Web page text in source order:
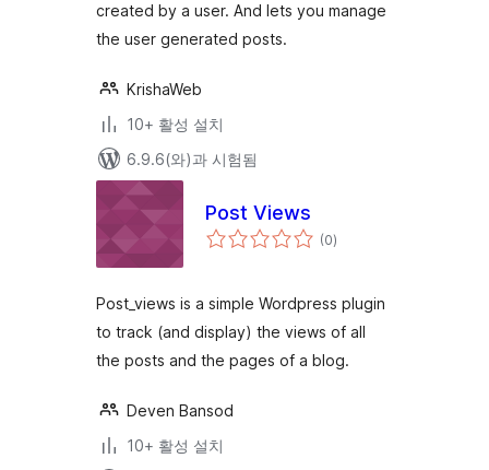
created by a user. And lets you manage
the user generated posts.
KrishaWeb
10+ 활성 설치
6.9.6(와)과 시험됨
Post Views
(0전
체)
Post_views is a simple Wordpress plugin
to track (and display) the views of all
the posts and the pages of a blog.
Deven Bansod
10+ 활성 설치